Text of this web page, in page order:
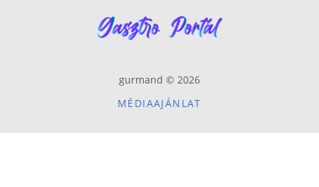
gurmand © 2026
MÉDIAAJÁNLAT